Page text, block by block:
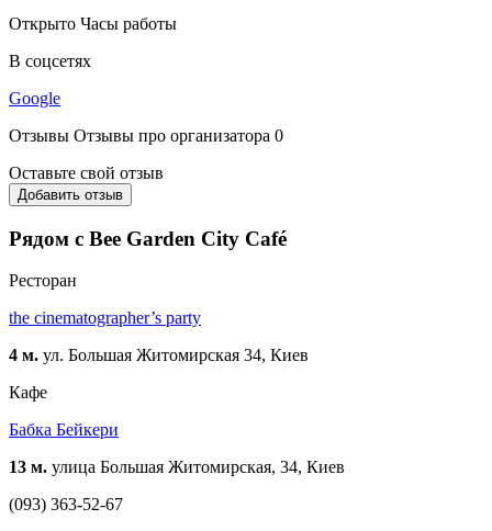
Открыто Часы работы
В соцсетях
Google
Отзывы Отзывы про организатора 0
Оставьте свой отзыв
Добавить отзыв
Рядом с Bee Garden City Café
Ресторан
the cinematographer’s party
4 м. ул. Большая Житомирская 34, Киев
Кафе
Бабка Бейкери
13 м. улица Большая Житомирская, 34, Киев
(093) 363-52-67